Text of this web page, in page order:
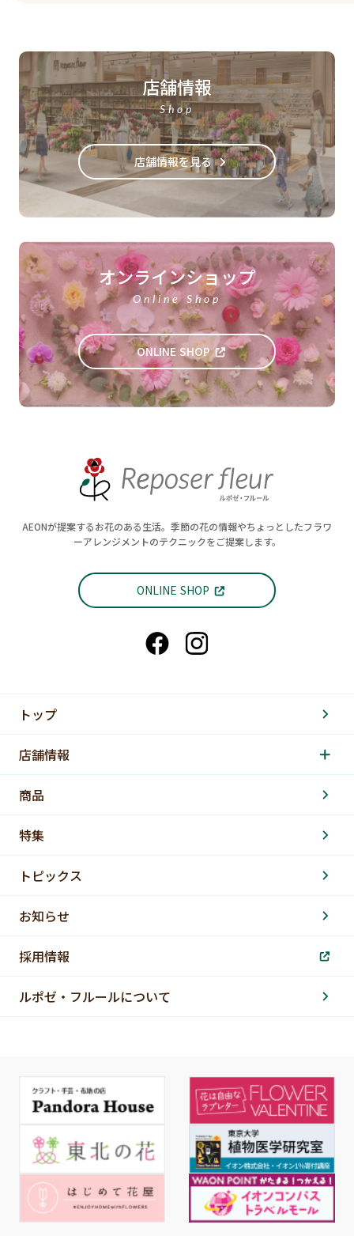
店舗情報
Shop
店舗情報を見る
オンラインショップ
Online Shop
ONLINE SHOP
AEONが提案するお花のある生活。季節の花の情報やちょっとしたフラワ
ーアレンジメントのテクニックをご提案します。
ONLINE SHOP
トップ
店舗情報
商品
特集
トピックス
お知らせ
採用情報
ルポゼ・フルールについて